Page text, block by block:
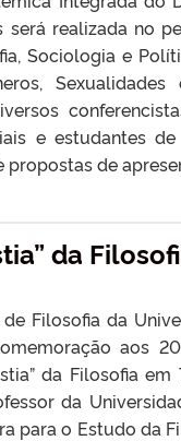
será realizada no
Sociologia e
e estudantes
de
da
Filosofia da
aos
da Filosofia
da
para o Estudo da